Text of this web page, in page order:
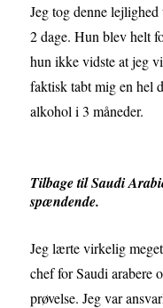
Jeg tog denne
2 dage. Hun blev helt
hun ikke vidste at jeg
faktisk tabt mig en hel
alkohol i 3 måneder.
Tilbage til Saudi
spændende.
Jeg lærte virkelig
chef for Saudi arabere
prøvelse. Jeg var